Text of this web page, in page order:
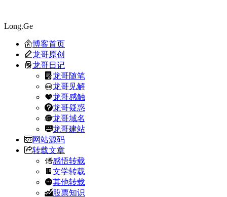
Long.Ge
博客首页
龙哥原创
龙哥日记
龙哥随笔
龙哥见解
龙哥感触
龙哥疑惑
龙哥域名
龙哥建站
网站源码
转载文章
感悟转载
文学转载
其他转载
股票知识